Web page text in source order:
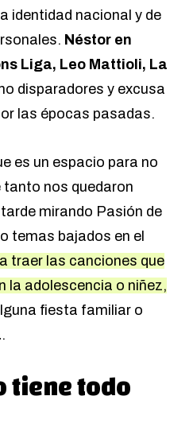
identidad nacional y de
Néstor en
Liga, Leo Mattioli, La
disparadores y excusa
las épocas pasadas.
es un espacio para no
nos quedaron
mirando Pasión de
temas bajados en el
traer las canciones que
la adolescencia o niñez,
fiesta familiar o
.
tiene todo